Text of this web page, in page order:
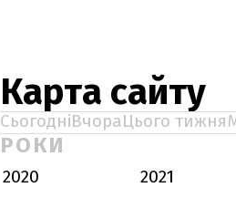
Карта сайту
СьогодніВчораЦього тижня
РОКИ
2020 2021